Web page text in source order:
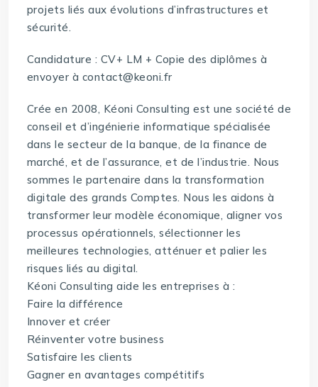
projets liés aux évolutions d’infrastructures et
sécurité.
Candidature : CV+ LM + Copie des diplômes à
envoyer à contact@keoni.fr
Crée en 2008, Kéoni Consulting est une société de
conseil et d’ingénierie informatique spécialisée
dans le secteur de la banque, de la finance de
marché, et de l’assurance, et de l’industrie. Nous
sommes le partenaire dans la transformation
digitale des grands Comptes. Nous les aidons à
transformer leur modèle économique, aligner vos
processus opérationnels, sélectionner les
meilleures technologies, atténuer et palier les
risques liés au digital.
Kéoni Consulting aide les entreprises à :
Faire la différence
Innover et créer
Réinventer votre business
Satisfaire les clients
Gagner en avantages compétitifs